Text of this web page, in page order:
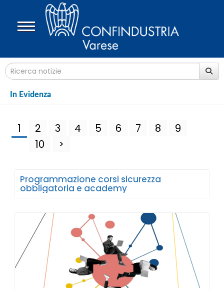
In Evidenza
1 2 3 4 5 6 7 8
9
10
>
Programmazione corsi sicurezza
obbligatoria e academy